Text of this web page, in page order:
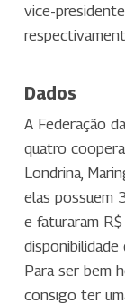
vice-
Dados
A Federação
quatro
Londrina,
elas possuem
e faturaram
disponibilidade
Para ser bem
consigo ter